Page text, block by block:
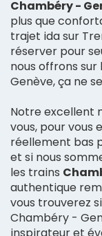
Chambéry -
plus que
trajet ida sur
réserver pour
nous offrons
Genève, ça ne
Notre excellent
vous, pour vous
réellement bas
et si nous
les trains
authentique
vous trouverez
Chambéry -